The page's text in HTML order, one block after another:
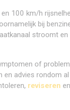
100 km/h
bij
stroomt en
of
advies rondom
reviseren